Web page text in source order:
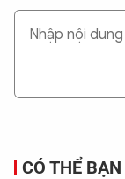
CÓ THỂ